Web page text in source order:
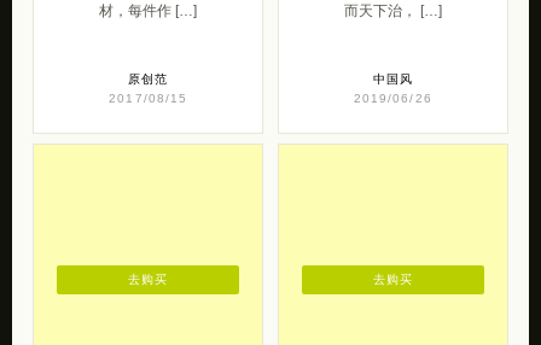
材，每件作 […]
原创范
2017/08/15
而天下治， […]
中国风
2019/06/26
去购买 去购买